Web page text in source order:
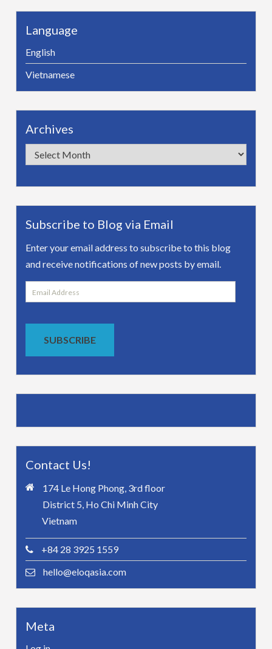
Language
English
Vietnamese
Archives
Archives
Subscribe to Blog via Email
Enter your email address to subscribe to this blog
and receive notifications of new posts by email.
Email
Address
SUBSCRIBE
Contact Us!
174 Le Hong Phong, 3rd floor
District 5, Ho Chi Minh City
Vietnam
+84 28 3925 1559
hello@eloqasia.com
Meta